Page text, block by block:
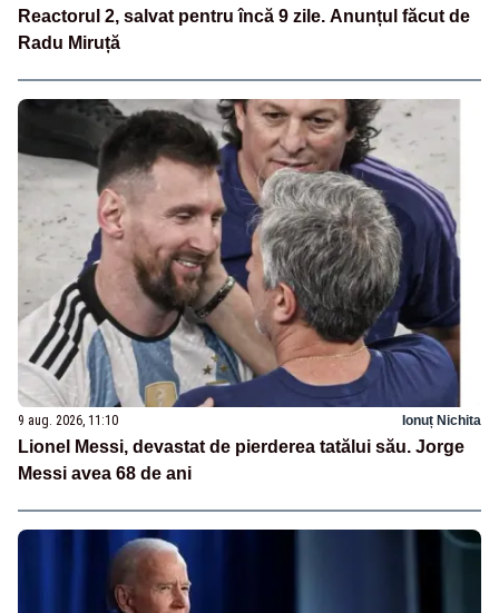
Reactorul 2, salvat pentru încă 9 zile. Anunțul făcut de
Radu Miruță
9 aug. 2026, 11:10 Ionuț Nichita
Lionel Messi, devastat de pierderea tatălui său. Jorge
Messi avea 68 de ani